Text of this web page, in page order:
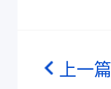
上一篇